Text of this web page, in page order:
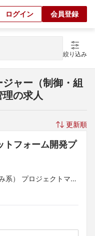
ログイン 会員登録
絞り込み
ャー（制御・組
の求人
更新順
トフォーム開発プ
系） プロジェクトマネ